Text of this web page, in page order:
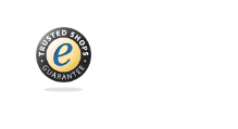
Weitere Informationen über den